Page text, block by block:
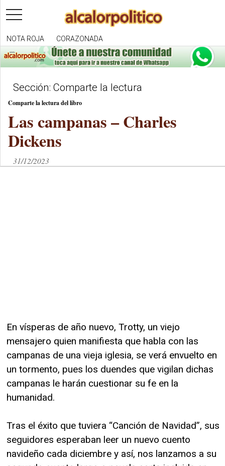
toggle
navigation
NOTA ROJA CORAZONADA
Sección: Comparte la lectura
Comparte la lectura del libro
Las campanas – Charles
Dickens
31/12/2023
En vísperas de año nuevo, Trotty, un viejo
mensajero quien manifiesta que habla con las
campanas de una vieja iglesia, se verá envuelto en
un tormento, pues los duendes que vigilan dichas
campanas le harán cuestionar su fe en la
humanidad.
Tras el éxito que tuviera “Canción de Navidad”, sus
seguidores esperaban leer un nuevo cuento
navideño cada diciembre y así, nos lanzamos a su